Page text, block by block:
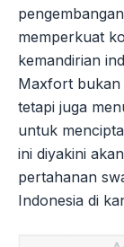
memperkuat
kemandirian
Maxfort bukan
tetapi juga
untuk
ini diyakini
pertahanan
Indonesia di